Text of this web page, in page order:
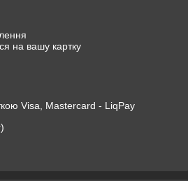
на вашу картку
Visa, Mastercard - LiqPay